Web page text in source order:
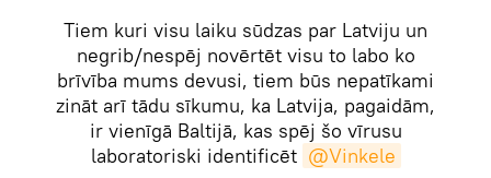
Tiem kuri visu laiku sūdzas par Latviju un
negrib/nespēj novērtēt visu to labo ko
brīvība mums devusi, tiem būs nepatīkami
zināt arī tādu sīkumu, ka Latvija, pagaidām,
ir vienīgā Baltijā, kas spēj šo vīrusu
laboratoriski identificēt @Vinkele